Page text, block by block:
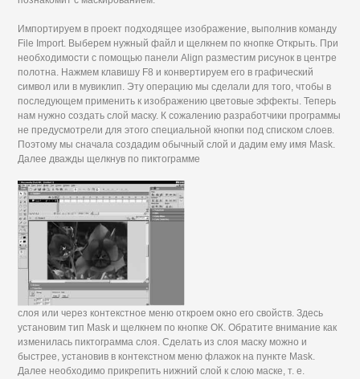
Импортируем в проект подходящее изображение, выполнив команду
File Import. Выберем нужный файл и щелкнем по кнопке Открыть. При
необходимости с помощью панели Align разместим рисунок в центре
полотна. Нажмем клавишу F8 и конвертируем его в графический
символ или в мувиклип. Эту операцию мы сделали для того, чтобы в
последующем применить к изображению цветовые эффекты. Теперь
нам нужно создать слой маску. К сожалению разработчики программы
не предусмотрели для этого специальной кнопки под списком слоев.
Поэтому мы сначала создадим обычный слой и дадим ему имя Mask.
Далее дважды щелкнув по пиктограмме
слоя или через контекстное меню откроем окно его свойств. Здесь
установим тип Mask и щелкнем по кнопке ОК. Обратите внимание как
изменилась пиктограмма слоя. Сделать из слоя маску можно и
быстрее, установив в контекстном меню флажок на пункте Mask.
Далее необходимо прикрепить нижний слой к слою маске, т. е.